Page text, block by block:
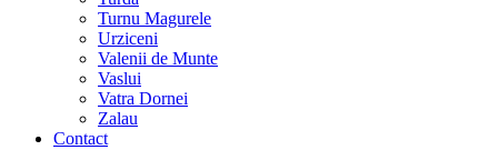
Turnu Magurele
Urziceni
Valenii de Munte
Vaslui
Vatra Dornei
Zalau
Contact